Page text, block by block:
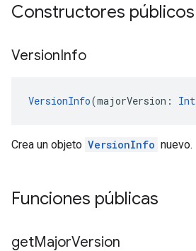
Constructores públicos
VersionInfo
VersionInfo(majorVersion: Int
Crea un objeto VersionInfo nuevo.
Funciones públicas
getMajorVersion